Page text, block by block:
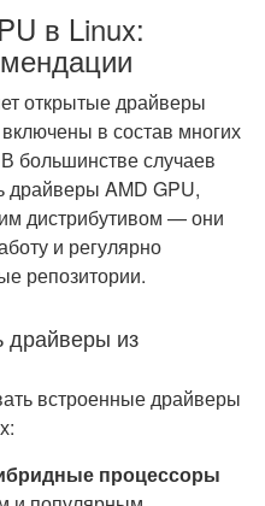
в Linux:
открытые драйверы
в состав многих
большинстве случаев
драйверы AMD GPU,
дистрибутивом — они
и регулярно
репозитории.
драйверы из
встроенные драйверы
процессоры